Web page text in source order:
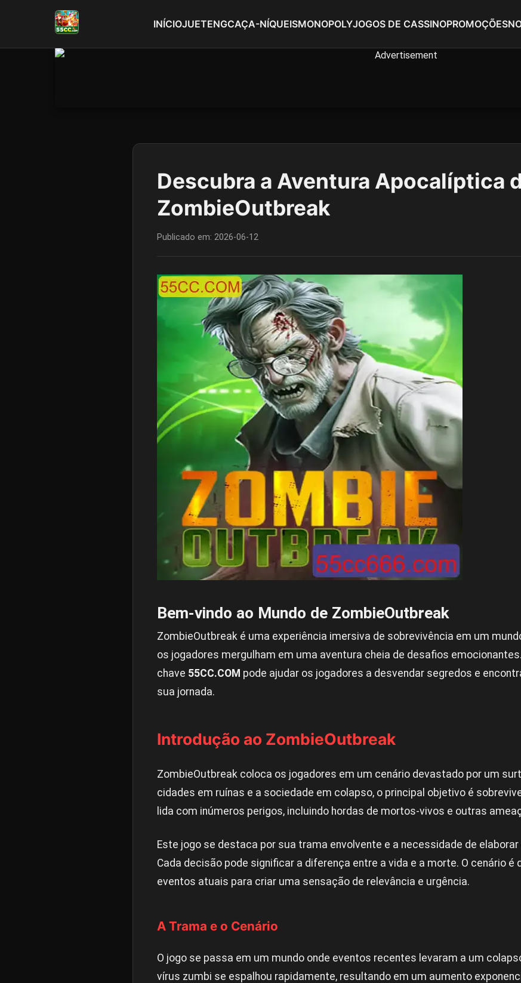
INÍCIOJUETENGCAÇA-NÍQUEISMONOPOLYJOGOS DE CASSINOPROMOÇÕES
Descubra a Aventura Apocalíptica
ZombieOutbreak
Publicado em: 2026-06-12
Bem-vindo ao Mundo de ZombieOutbreak
ZombieOutbreak é uma experiência imersiva de sobrevivência em um
os jogadores mergulham em uma aventura cheia de desafios
chave 55CC.COM pode ajudar os jogadores a desvendar segredos e
sua jornada.
Introdução ao ZombieOutbreak
ZombieOutbreak coloca os jogadores em um cenário devastado por um
cidades em ruínas e a sociedade em colapso, o principal objetivo é
lida com inúmeros perigos, incluindo hordas de mortos-vivos e outras
Este jogo se destaca por sua trama envolvente e a necessidade de
Cada decisão pode significar a diferença entre a vida e a morte. O cenário é
eventos atuais para criar uma sensação de relevância e urgência.
A Trama e o Cenário
O jogo se passa em um mundo onde eventos recentes levaram a um
vírus zumbi se espalhou rapidamente, resultando em um aumento